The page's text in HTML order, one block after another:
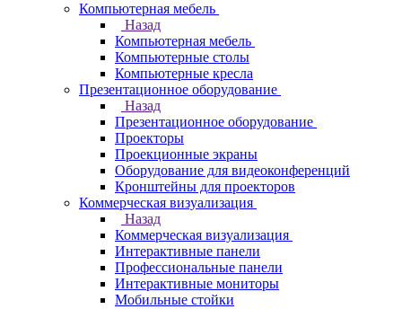
Компьютерная мебель
Назад
Компьютерная мебель
Компьютерные столы
Компьютерные кресла
Презентационное оборудование
Назад
Презентационное оборудование
Проекторы
Проекционные экраны
Оборудование для видеоконференций
Кронштейны для проекторов
Коммерческая визуализация
Назад
Коммерческая визуализация
Интерактивные панели
Профессиональные панели
Интерактивные мониторы
Мобильные стойки